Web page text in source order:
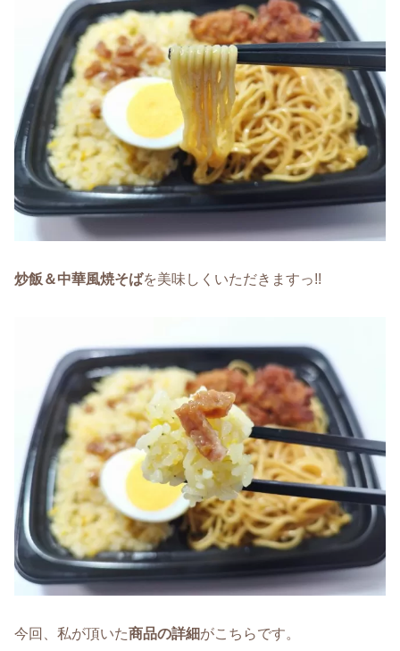
炒飯＆中華風焼そばを美味しくいただきますっ!!
今回、私が頂いた商品の詳細がこちらです。